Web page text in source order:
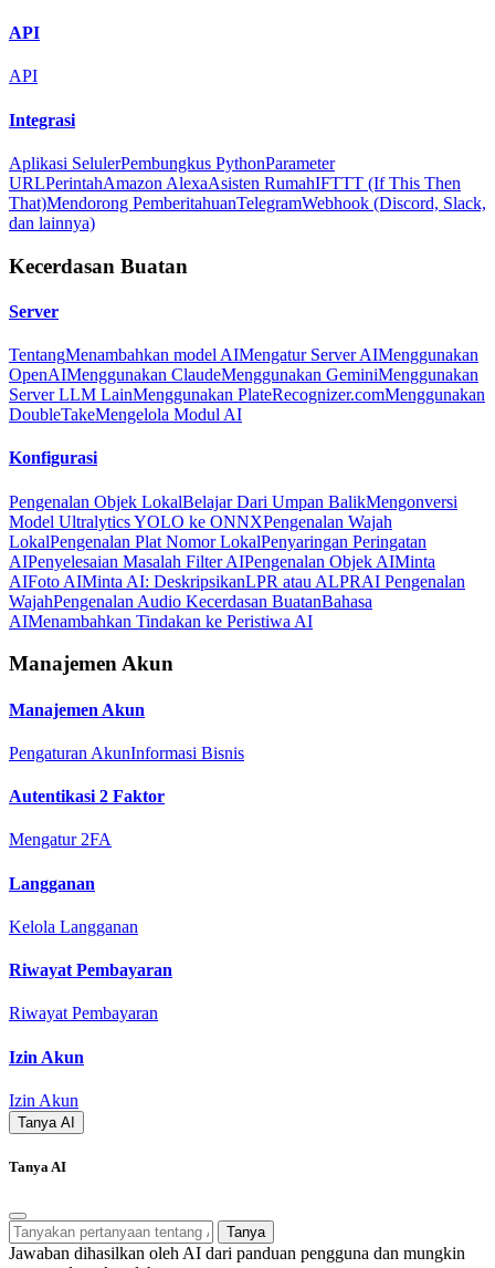
API
API
Integrasi
Aplikasi SelulerPembungkus PythonParameter
URLPerintahAmazon AlexaAsisten RumahIFTTT (If This Then
That)Mendorong PemberitahuanTelegramWebhook (Discord, Slack,
dan lainnya)
Kecerdasan Buatan
Server
TentangMenambahkan model AIMengatur Server AIMenggunakan
OpenAIMenggunakan ClaudeMenggunakan GeminiMenggunakan
Server LLM LainMenggunakan PlateRecognizer.comMenggunakan
DoubleTakeMengelola Modul AI
Konfigurasi
Pengenalan Objek LokalBelajar Dari Umpan BalikMengonversi
Model Ultralytics YOLO ke ONNXPengenalan Wajah
LokalPengenalan Plat Nomor LokalPenyaringan Peringatan
AIPenyelesaian Masalah Filter AIPengenalan Objek AIMinta
AIFoto AIMinta AI: DeskripsikanLPR atau ALPRAI Pengenalan
WajahPengenalan Audio Kecerdasan BuatanBahasa
AIMenambahkan Tindakan ke Peristiwa AI
Manajemen Akun
Manajemen Akun
Pengaturan AkunInformasi Bisnis
Autentikasi 2 Faktor
Mengatur 2FA
Langganan
Kelola Langganan
Riwayat Pembayaran
Riwayat Pembayaran
Izin Akun
Izin Akun
Tanya AI
Tanya AI
Tanya
Jawaban dihasilkan oleh AI dari panduan pengguna dan mungkin